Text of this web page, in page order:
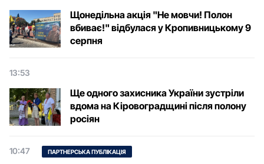
Щонедільна акція "Не мовчи! Полон
вбиває!" відбулася у Кропивницькому 9
серпня
13:53
Ще одного захисника України зустріли
вдома на Кіровоградщині після полону
росіян
10:47 ПАРТНЕРСЬКА ПУБЛІКАЦІЯ